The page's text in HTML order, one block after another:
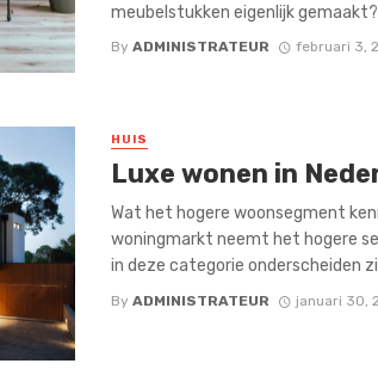
meubelstukken eigenlijk gemaakt?
By ADMINISTRATEUR februari 3,
HUIS
Luxe wonen in
Wat het hogere woonsegment
woningmarkt neemt het hogere
in deze categorie onderscheiden
By ADMINISTRATEUR januari 30,